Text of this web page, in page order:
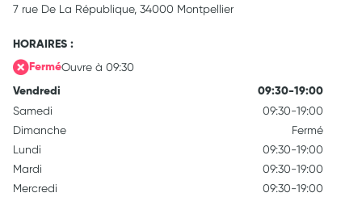
7 rue De La République, 34000 Montpellier
HORAIRES :
FerméOuvre à 09:30
Vendredi 09:30-19:00
Samedi
09:30-19:00
Dimanche
Fermé
Lundi
09:30-19:00
Mardi
09:30-19:00
Mercredi
09:30-19:00